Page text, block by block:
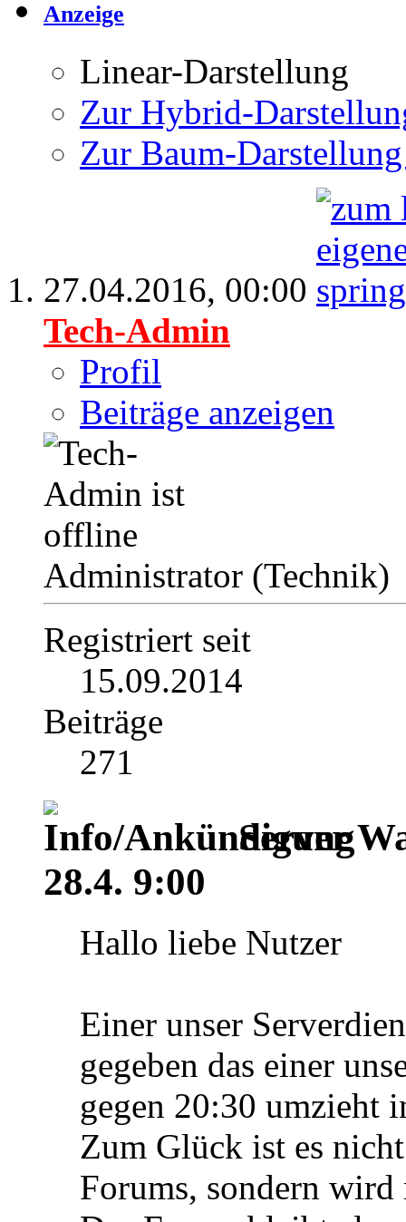
Anzeige
Linear-Darstellung
Zur Hybrid-
Zur Baum-
27.04.2016, 00:00
Tech-Admin
Profil
Beiträge anzeigen
Administrator (Technik)
Registriert seit
15.09.2014
Beiträge
271
Server
28.4. 9:00
Hallo liebe Nutzer
Einer unser
gegeben das einer
gegen 20:30 umzieht
Zum Glück ist es
Forums, sondern